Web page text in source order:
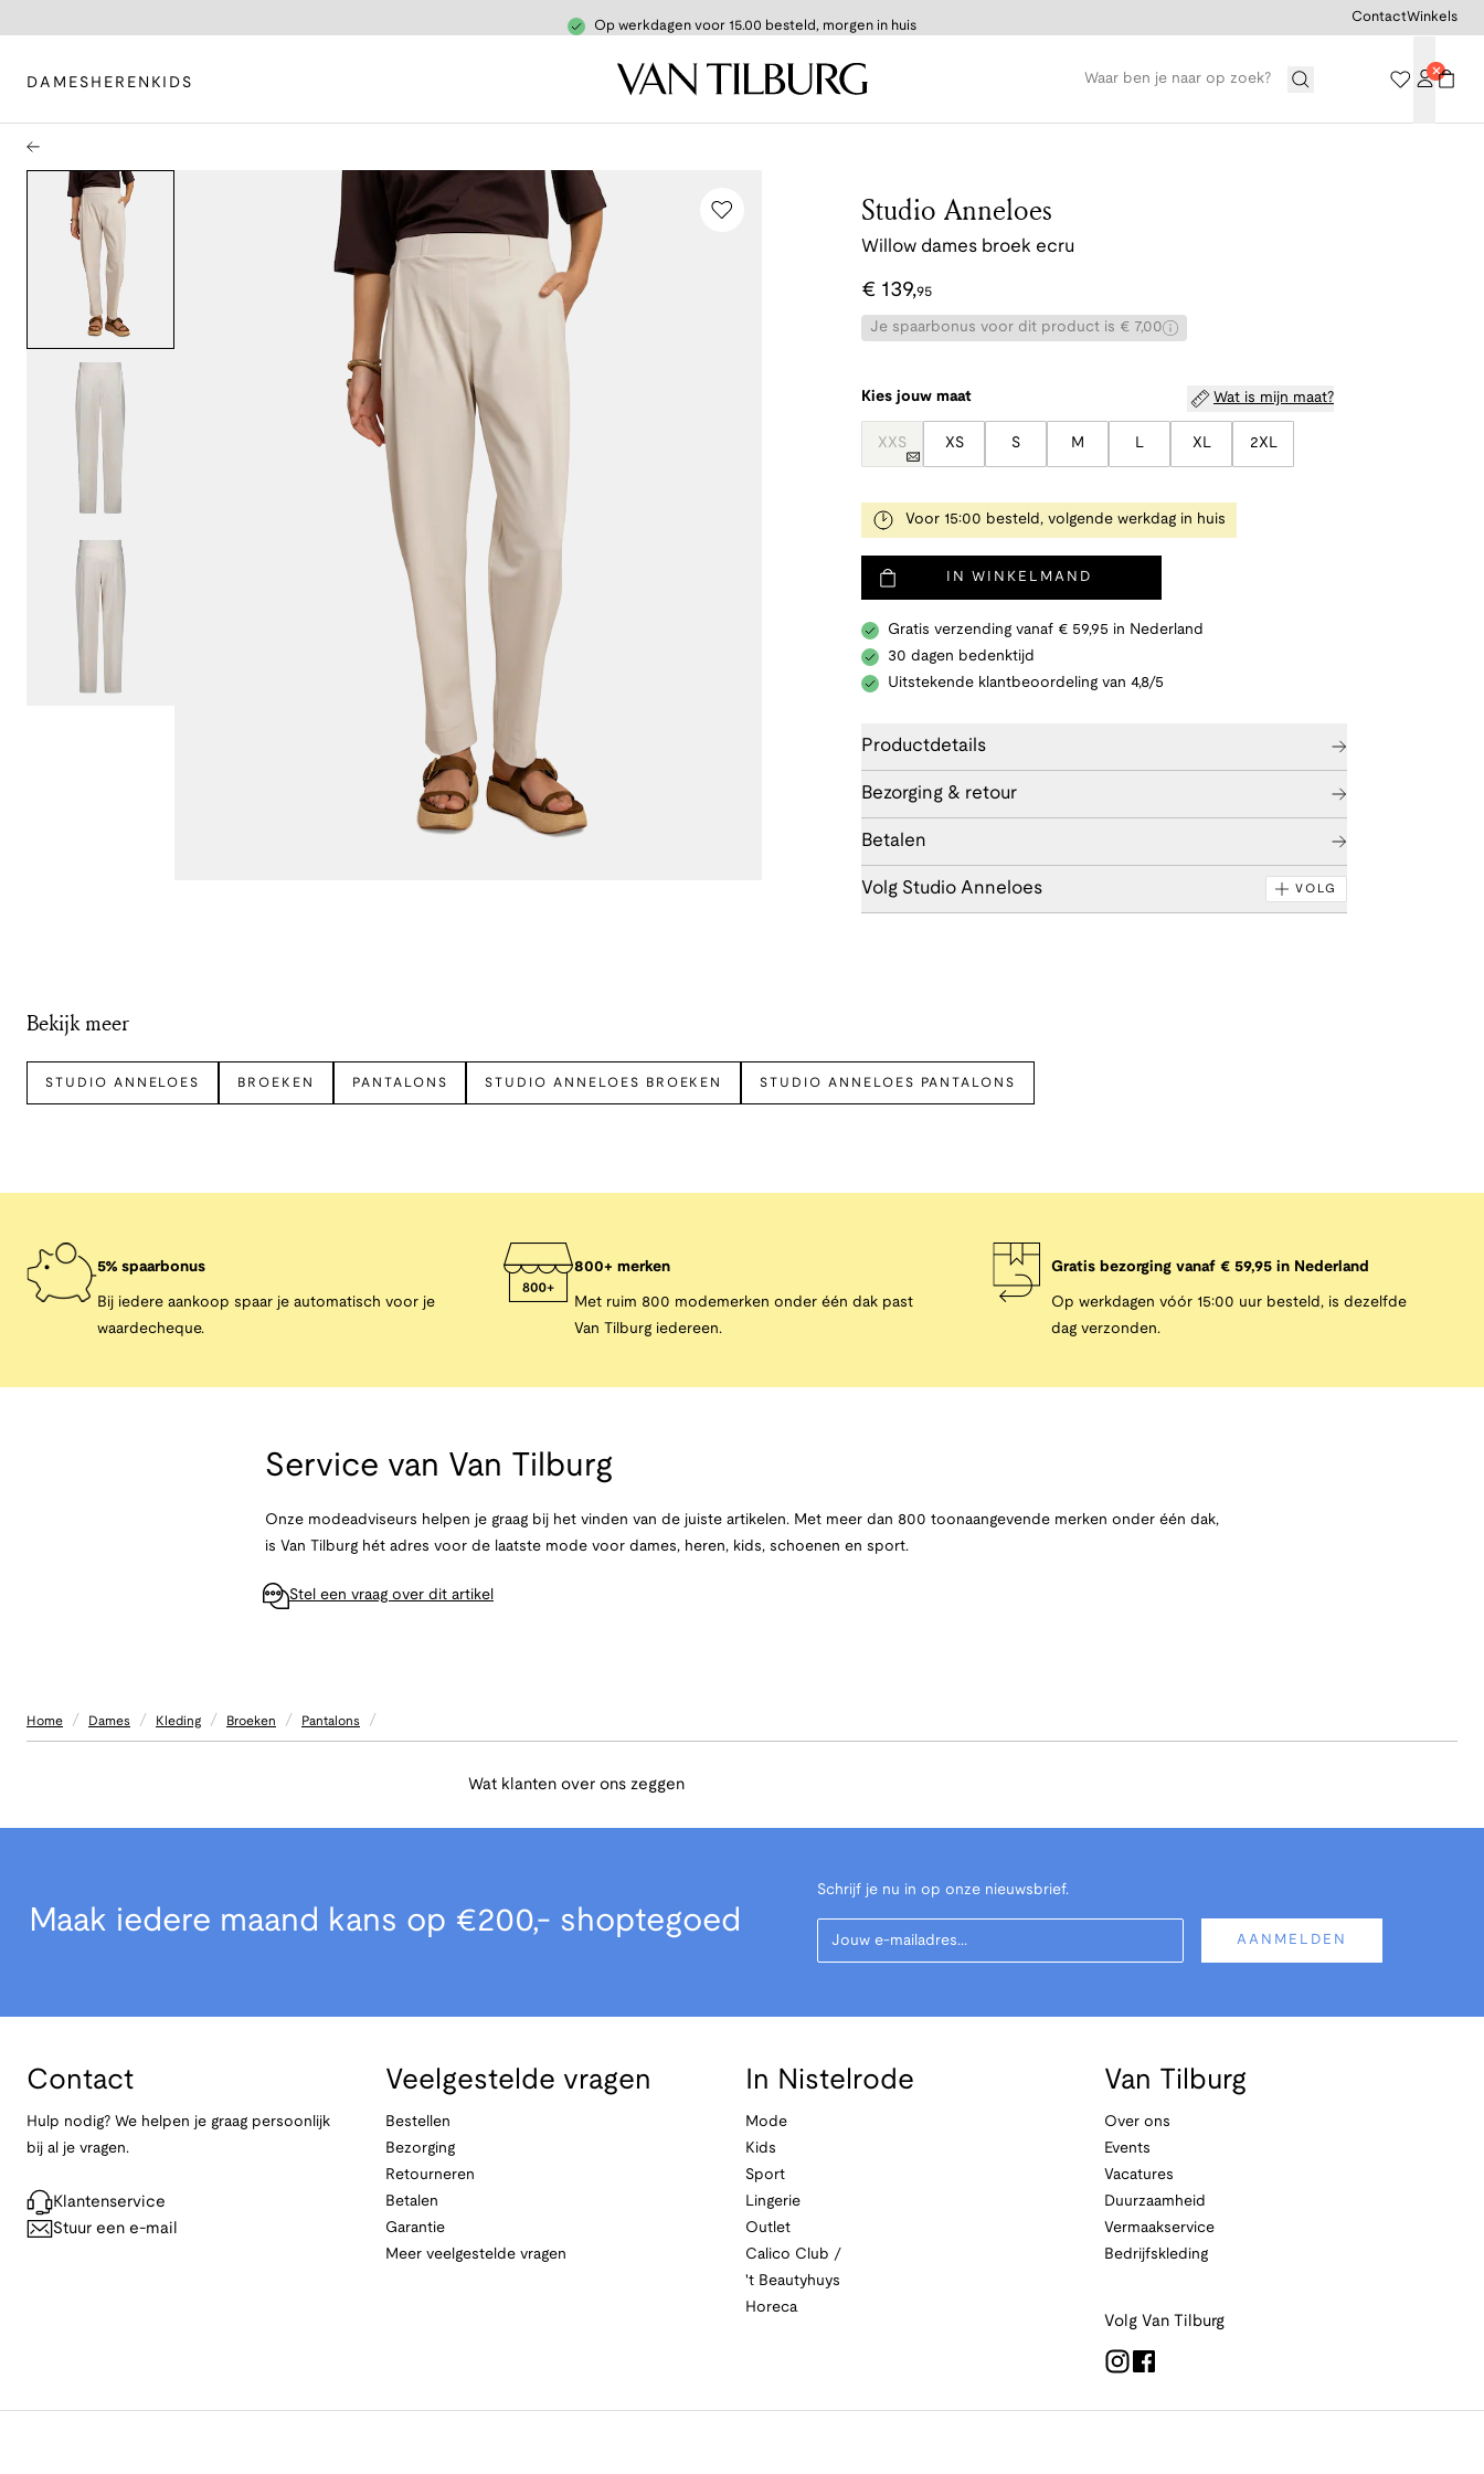
Op werkdagen voor 15.00 besteld, morgen in huis
DAMES HEREN KIDS
ContactWinkels
Studio Anneloes
Willow dames broek ecru
€ 139,95
Je spaarbonus voor dit product is € 7,00
Kies jouw maat Wat is mijn maat?
XXS XS S M L XL 2XL
Voor 15:00 besteld, volgende werkdag in huis
IN WINKELMAND
Gratis verzending vanaf € 59,95 in Nederland
30 dagen bedenktijd
Uitstekende klantbeoordeling van 4,8/5
Productdetails
Bezorging & retour
Betalen
Volg Studio Anneloes VOLG
Bekijk meer
STUDIO ANNELOES BROEKEN PANTALONS STUDIO ANNELOES BROEKEN STUDIO ANNELOES PANTALONS
5% spaarbonus
Bij iedere aankoop spaar je automatisch voor je
waardecheque.
800+ merken
Met ruim 800 modemerken onder één dak past
Van Tilburg iedereen.
Gratis bezorging vanaf € 59,95 in Nederland
Op werkdagen vóór 15:00 uur besteld, is dezelfde
dag verzonden.
Service van Van Tilburg
Onze modeadviseurs helpen je graag bij het vinden van de juiste artikelen. Met meer dan 800 toonaangevende merken onder één dak,
is Van Tilburg hét adres voor de laatste mode voor dames, heren, kids, schoenen en sport.
Stel een vraag over dit artikel
Home / Dames / Kleding / Broeken / Pantalons /
Wat klanten over ons zeggen
Maak iedere maand kans op €200,- shoptegoed
Schrijf je nu in op onze nieuwsbrief.
Your Email
AANMELDEN
Contact
Hulp nodig? We helpen je graag persoonlijk
bij al je vragen.
Klantenservice
Stuur een e-mail
Veelgestelde vragen
Bestellen
Bezorging
Retourneren
Betalen
Garantie
Meer veelgestelde vragen
In Nistelrode
Mode
Kids
Sport
Lingerie
Outlet
Calico Club /
't Beautyhuys
Horeca
Van Tilburg
Over ons
Events
Vacatures
Duurzaamheid
Vermaakservice
Bedrijfskleding
Volg Van Tilburg